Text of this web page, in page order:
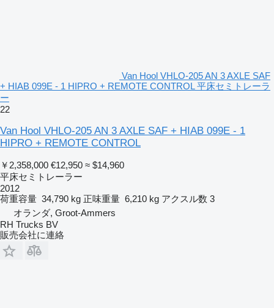
Van Hool VHLO-205 AN 3 AXLE SAF
+ HIAB 099E - 1 HIPRO + REMOTE CONTROL 平床セミトレーラ
ー
22
Van Hool VHLO-205 AN 3 AXLE SAF + HIAB 099E - 1
HIPRO + REMOTE CONTROL
￥2,358,000 €12,950 ≈ $14,960
平床セミトレーラー
2012
荷重容量 34,790 kg 正味重量 6,210 kg アクスル数 3
オランダ, Groot-Ammers
RH Trucks BV
販売会社に連絡